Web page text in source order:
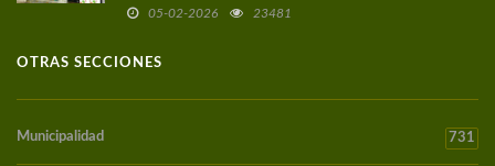
05-02-2026 23481
OTRAS SECCIONES
Municipalidad 731